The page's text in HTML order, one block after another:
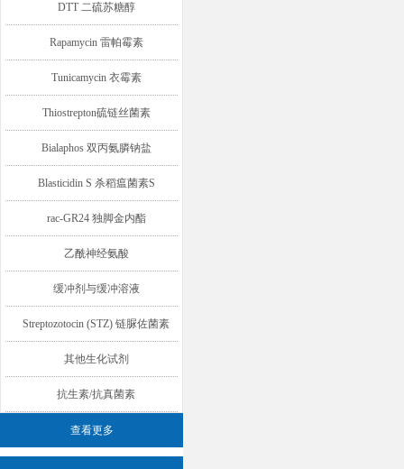
DTT 二硫苏糖醇
Rapamycin 雷帕霉素
Tunicamycin 衣霉素
Thiostrepton硫链丝菌素
Bialaphos 双丙氨膦钠盐
Blasticidin S 杀稻瘟菌素S
rac-GR24 独脚金内酯
乙酰神经氨酸
缓冲剂与缓冲溶液
Streptozotocin (STZ) 链脲佐菌素
其他生化试剂
抗生素/抗真菌素
查看更多